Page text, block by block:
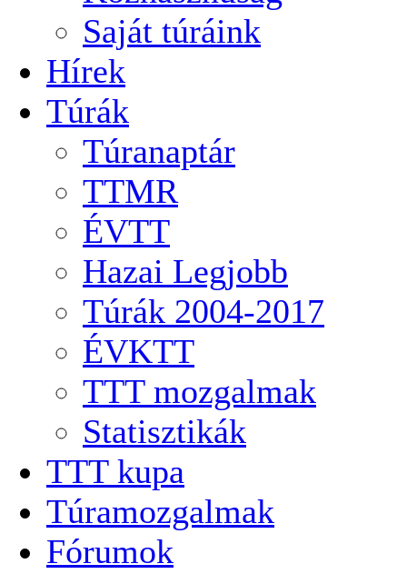
Saját túráink
Hírek
Túrák
Túranaptár
TTMR
ÉVTT
Hazai Legjobb
Túrák 2004-2017
ÉVKTT
TTT mozgalmak
Statisztikák
TTT kupa
Túramozgalmak
Fórumok